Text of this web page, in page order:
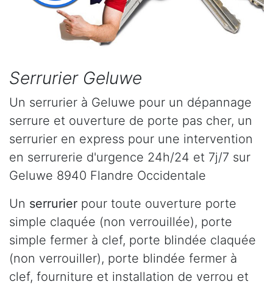
Serrurier Geluwe
Un serrurier à Geluwe pour un dépannage
serrure et ouverture de porte pas cher, un
serrurier en express pour une intervention
en serrurerie d'urgence 24h/24 et 7j/7 sur
Geluwe 8940 Flandre Occidentale
Un serrurier pour toute ouverture porte
simple claquée (non verrouillée), porte
simple fermer à clef, porte blindée claquée
(non verrouiller), porte blindée fermer à
clef, fourniture et installation de verrou et